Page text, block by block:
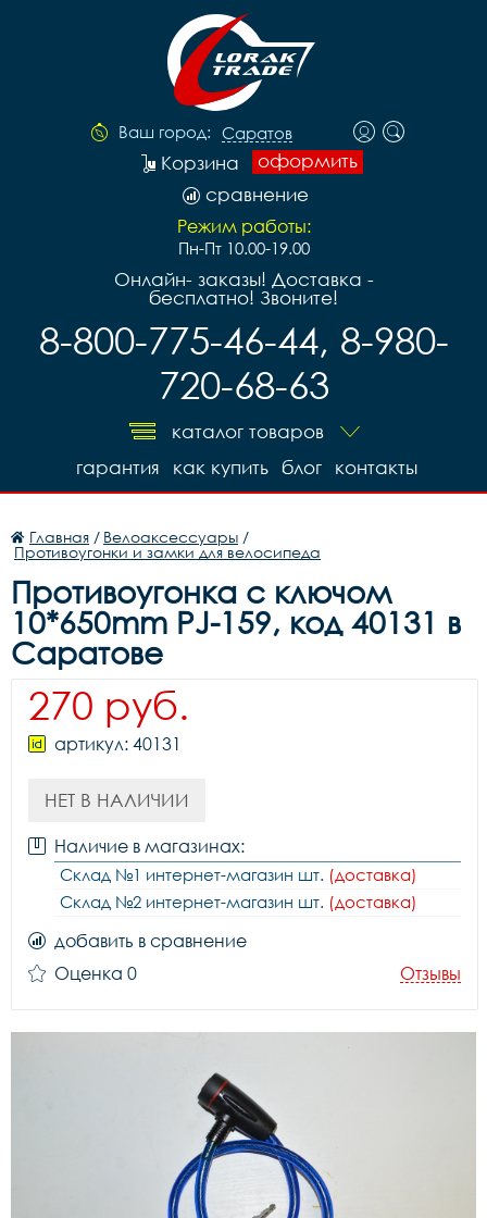
Ваш город: Саратов
оформить
Корзина
сравнение
Режим работы:
Пн-Пт 10.00-19.00
Онлайн- заказы! Доставка -
бесплатно! Звоните!
8-800-775-46-44, 8-980-
720-68-63
каталог товаров
контакты
блог
как купить
гарантия
Главная / Велоаксессуары /
Противоугонки и замки для велосипеда
Противоугонка с ключом
10*650mm PJ-159, код 40131 в
Саратове
270 руб.
артикул: 40131
НЕТ В НАЛИЧИИ
Наличие в магазинах:
Склад №1 интернет-магазин шт. (доставка)
Склад №2 интернет-магазин шт. (доставка)
добавить в сравнение
Оценка 0
Отзывы